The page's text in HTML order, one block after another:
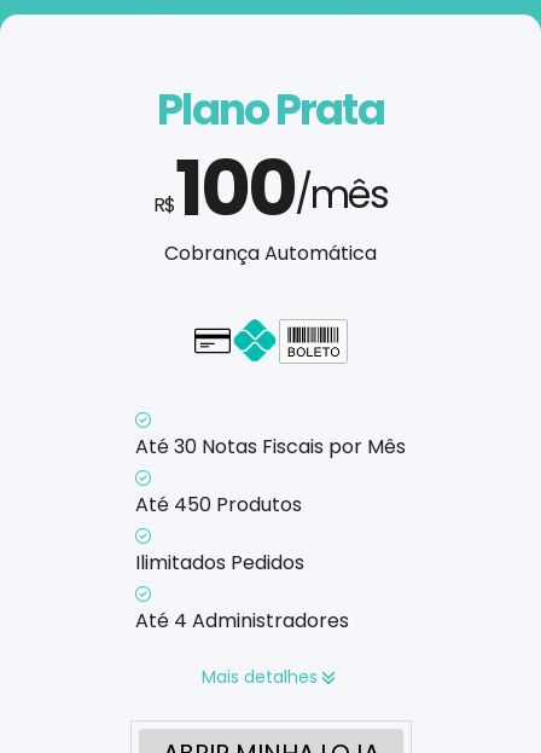
Plano Prata
R$100/mês
Cobrança Automática
Cartão - em até 1x
Até 30 Notas Fiscais por Mês
Até 450 Produtos
Ilimitados Pedidos
Até 4 Administradores
Mais detalhes